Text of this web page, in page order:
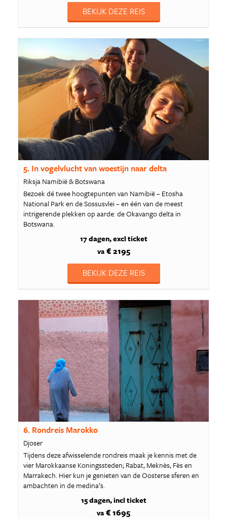
BEKIJK DEZE REIS
5. In vogelvlucht van woestijn naar delta
Riksja Namibië & Botswana
Bezoek dé twee hoogtepunten van Namibië – Etosha
National Park en de Sossusvlei – en één van de meest
intrigerende plekken op aarde: de Okavango delta in
Botswana.
17 dagen excl ticket
va€ 2195
BEKIJK DEZE REIS
6. Rondreis Marokko
Djoser
Tijdens deze afwisselende rondreis maak je kennis met de
vier Marokkaanse Koningssteden; Rabat, Meknès, Fès en
Marrakech. Hier kun je genieten van de Oosterse sferen en
ambachten in de medina’s.
15 dagen incl ticket
va € 1695